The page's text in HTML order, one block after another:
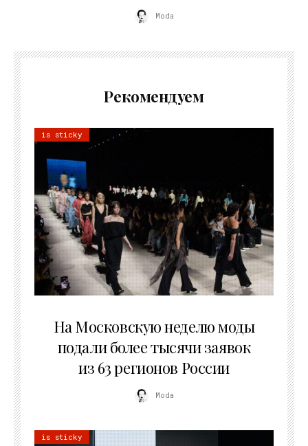
Moda
Рекомендуем
is sticky
На Московскую неделю моды
подали более тысячи заявок
из 63 регионов России
Moda
is sticky